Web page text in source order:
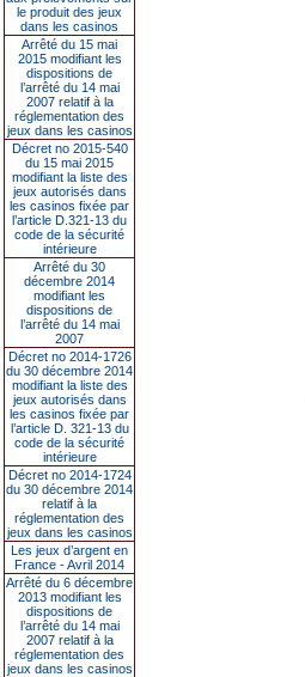
le produit des jeux
dans les casinos
Arrêté du 15 mai
2015 modifiant les
dispositions de
l’arrêté du 14 mai
2007 relatif à la
réglementation des
jeux dans les casinos
Décret no 2015-540
du 15 mai 2015
modifiant la liste des
jeux autorisés dans
les casinos fixée par
l’article D.321-13 du
code de la sécurité
intérieure
Arrêté du 30
décembre 2014
modifiant les
dispositions de
l’arrêté du 14 mai
2007
Décret no 2014-1726
du 30 décembre 2014
modifiant la liste des
jeux autorisés dans
les casinos fixée par
l’article D. 321-13 du
code de la sécurité
intérieure
Décret no 2014-1724
du 30 décembre 2014
relatif à la
réglementation des
jeux dans les casinos
Les jeux d’argent en
France - Avril 2014
Arrêté du 6 décembre
2013 modifiant les
dispositions de
l’arrêté du 14 mai
2007 relatif à la
réglementation des
jeux dans les casinos